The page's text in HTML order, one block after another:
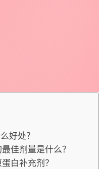
好处？
佳剂量是什么？
白补充剂？